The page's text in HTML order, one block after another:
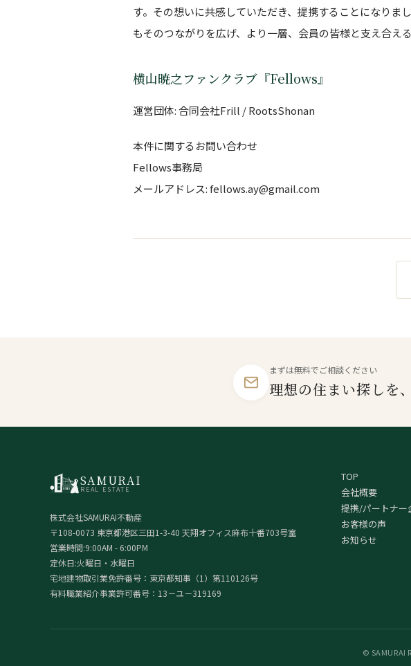
す。その想いに共感していただき、提携することになり
もそのつながりを広げ、より一層、会員の皆様と支え合え
横山暁之ファンクラブ『Fellows』
運営団体: 合同会社Frill / RootsShonan
本件に関するお問い合わせ
Fellows事務局
メールアドレス: fellows.ay@gmail.com
まずは無料でご相談ください
理想の住まい探しを
SAMURAI
REAL ESTATE
株式会社SAMURAI不動産
〒108-0073 東京都港区三田1-3-40 天翔オフィス麻布十番703号室
営業時間:9:00AM - 6:00PM
定休日:火曜日・水曜日
宅地建物取引業免許番号：東京都知事（1）第110126号
有料職業紹介事業許可番号：13－ユ－319169
TOP
会社概要
提携/パートナー
お客様の声
お知らせ
© SAMURAI